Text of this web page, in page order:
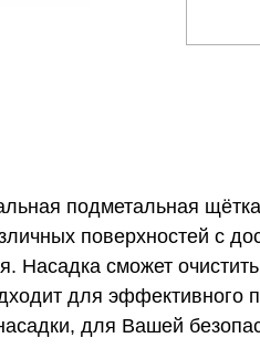
подметальная
поверхностей с
Насадка сможет
для
для Вашей